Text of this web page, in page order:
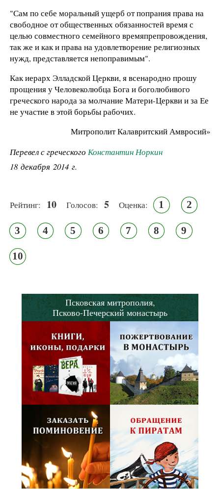
"Сам по себе моральный ущерб от попрания права на
свободное от общественных обязанностей время с
целью совместного семейного времяпрепровождения,
так же и как и права на удовлетворение религиозных
нужд, представляется непоправимым".
Как иерарх Элладской Церкви, я всенародно прошу
прощения у Человеколюбца Бога и боголюбивого
греческого народа за молчание Матери-Церкви и за Ее
не участие в этой борьбы рабочих.
Митрополит Калавритский Амвросий»
Перевел с греческого Константин Норкин
18 декабря 2014 г.
Рейтинг: 10 Голосов: 5 Оценка: 1 2
3 4 5 6 7 8 9
10
Псковская митрополия,
Псково-Печерский монастырь